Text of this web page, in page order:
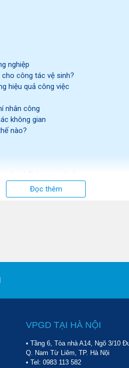
nghiệp
công tác vệ sinh?
hiệu quả công việc
nhân công
không gian
nào?
chất lượng, giá rẻ
gốc, xuất xứ
TC 15S
KF35A-1
60-2
Clean AT-80
lớn Palada PD 803
Đọc thêm
VPGD TẠI HÀ NỘI
• Tầng 6, Tòa nhà A14, Ngõ 3/10
Q. Nam Từ Liêm, TP. Hà Nội
• Tel: 0983 113 582